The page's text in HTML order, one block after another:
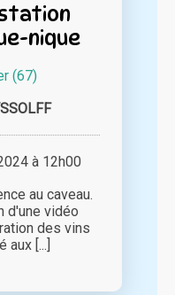
nique
(67)
à 12h00
au caveau.
d'une vidéo
des vins
aux [...]